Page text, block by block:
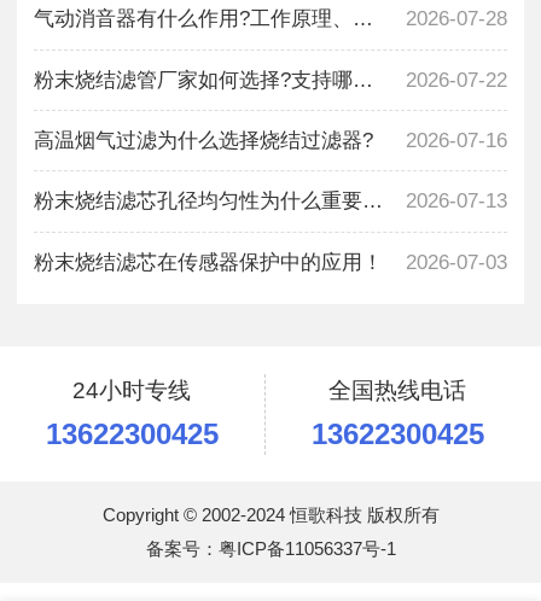
气动消音器有什么作用?工作原理、材质及选 2026-07-28
粉末烧结滤管厂家如何选择?支持哪些尺寸定 2026-07-22
高温烟气过滤为什么选择烧结过滤器? 2026-07-16
粉末烧结滤芯孔径均匀性为什么重要?解析过 2026-07-13
粉末烧结滤芯在传感器保护中的应用！ 2026-07-03
24小时专线
13622300425
全国热线电话
13622300425
Copyright © 2002-2024 恒歌科技 版权所有
备案号： 粤ICP备11056337号-1